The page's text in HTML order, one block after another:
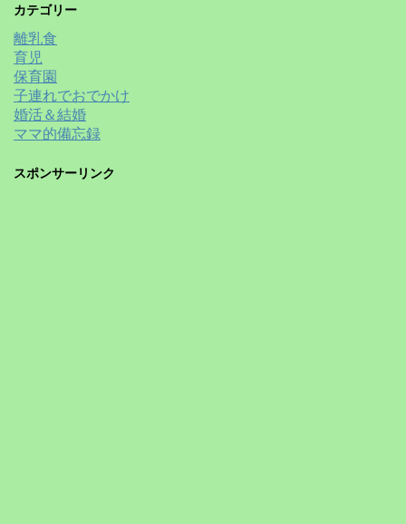
カテゴリー
離乳食
育児
保育園
子連れでおでかけ
婚活＆結婚
ママ的備忘録
スポンサーリンク